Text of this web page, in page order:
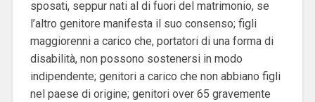
sposati, seppur nati al di fuori del matrimonio, se
l’altro genitore manifesta il suo consenso; figli
maggiorenni a carico che, portatori di una forma di
disabilità, non possono sostenersi in modo
indipendente; genitori a carico che non abbiano figli
nel paese di origine; genitori over 65 gravemente